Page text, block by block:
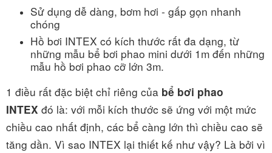
Sử dụng dễ dàng, bơm hơi - gấp gọn nhanh
chóng
Hồ bơi INTEX có kích thước rất đa dạng, từ
những mẫu bể bơi phao mini dưới 1m đến những
mẫu hồ bơi phao cỡ lớn 3m.
1 điều rất đặc biệt chỉ riêng của bể bơi phao
INTEX đó là: với mỗi kích thước sẽ ứng với một mức
chiều cao nhất định, các bể càng lớn thì chiều cao sẽ
tăng dần. Vì sao INTEX lại thiết kế như vậy? Là bởi vì